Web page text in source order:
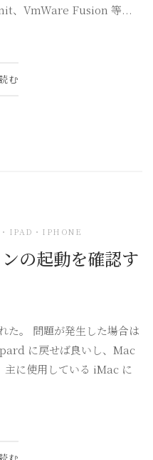
、VmWare Fusion 等...
む
IPAD・IPHONE
の起動を確認す
た。 問題が発生した場合は
に戻せば良いし、Mac
主に使用している iMac に